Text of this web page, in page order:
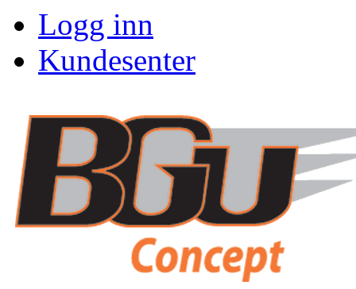
Logg inn
Kundesenter